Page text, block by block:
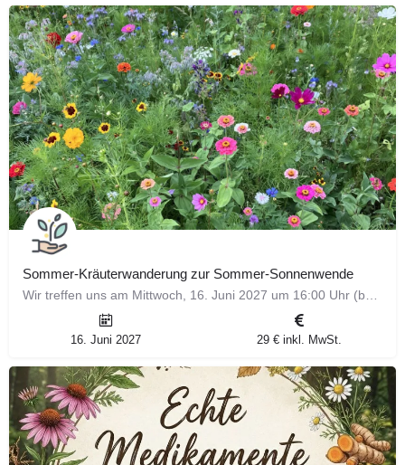
Sommer-Kräuterwanderung zur Sommer-Sonnenwende
16. Juni 2027 29 € inkl. MwSt.